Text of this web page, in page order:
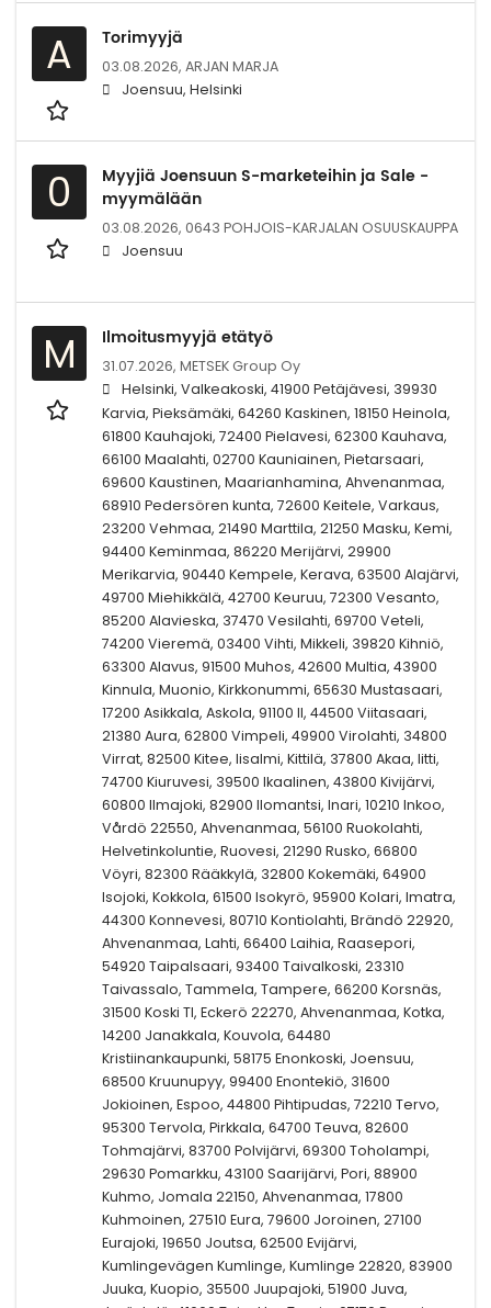
A Torimyyjä
03.08.2026, ARJAN MARJA
Joensuu, Helsinki
0
Myyjiä Joensuun S-marketeihin ja Sale -
myymälään
03.08.2026, 0643 POHJOIS-KARJALAN OSUUSKAUPPA
Joensuu
M Ilmoitusmyyjä etätyö
31.07.2026, METSEK Group Oy
Helsinki, Valkeakoski, 41900 Petäjävesi, 39930
Karvia, Pieksämäki, 64260 Kaskinen, 18150 Heinola,
61800 Kauhajoki, 72400 Pielavesi, 62300 Kauhava,
66100 Maalahti, 02700 Kauniainen, Pietarsaari,
69600 Kaustinen, Maarianhamina, Ahvenanmaa,
68910 Pedersören kunta, 72600 Keitele, Varkaus,
23200 Vehmaa, 21490 Marttila, 21250 Masku, Kemi,
94400 Keminmaa, 86220 Merijärvi, 29900
Merikarvia, 90440 Kempele, Kerava, 63500 Alajärvi,
49700 Miehikkälä, 42700 Keuruu, 72300 Vesanto,
85200 Alavieska, 37470 Vesilahti, 69700 Veteli,
74200 Vieremä, 03400 Vihti, Mikkeli, 39820 Kihniö,
63300 Alavus, 91500 Muhos, 42600 Multia, 43900
Kinnula, Muonio, Kirkkonummi, 65630 Mustasaari,
17200 Asikkala, Askola, 91100 II, 44500 Viitasaari,
21380 Aura, 62800 Vimpeli, 49900 Virolahti, 34800
Virrat, 82500 Kitee, Iisalmi, Kittilä, 37800 Akaa, Iitti,
74700 Kiuruvesi, 39500 Ikaalinen, 43800 Kivijärvi,
60800 Ilmajoki, 82900 Ilomantsi, Inari, 10210 Inkoo,
Vårdö 22550, Ahvenanmaa, 56100 Ruokolahti,
Helvetinkoluntie, Ruovesi, 21290 Rusko, 66800
Vöyri, 82300 Rääkkylä, 32800 Kokemäki, 64900
Isojoki, Kokkola, 61500 Isokyrö, 95900 Kolari, Imatra,
44300 Konnevesi, 80710 Kontiolahti, Brändö 22920,
Ahvenanmaa, Lahti, 66400 Laihia, Raasepori,
54920 Taipalsaari, 93400 Taivalkoski, 23310
Taivassalo, Tammela, Tampere, 66200 Korsnäs,
31500 Koski Tl, Eckerö 22270, Ahvenanmaa, Kotka,
14200 Janakkala, Kouvola, 64480
Kristiinankaupunki, 58175 Enonkoski, Joensuu,
68500 Kruunupyy, 99400 Enontekiö, 31600
Jokioinen, Espoo, 44800 Pihtipudas, 72210 Tervo,
95300 Tervola, Pirkkala, 64700 Teuva, 82600
Tohmajärvi, 83700 Polvijärvi, 69300 Toholampi,
29630 Pomarkku, 43100 Saarijärvi, Pori, 88900
Kuhmo, Jomala 22150, Ahvenanmaa, 17800
Kuhmoinen, 27510 Eura, 79600 Joroinen, 27100
Eurajoki, 19650 Joutsa, 62500 Evijärvi,
Kumlingevägen Kumlinge, Kumlinge 22820, 83900
Juuka, Kuopio, 35500 Juupajoki, 51900 Juva,